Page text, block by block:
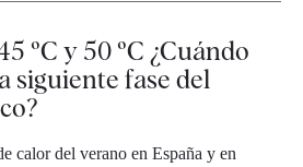
ºC y 50 ºC ¿Cuándo
siguiente fase del
calor del verano en España y en